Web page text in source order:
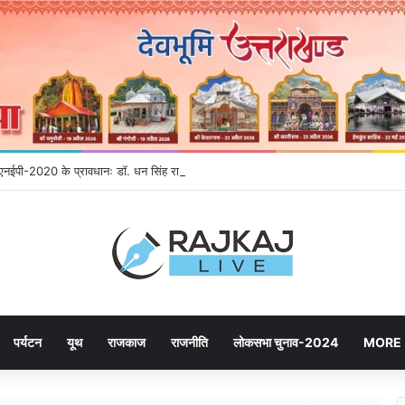
2020 के प्रावधानः डाॅ. धन सिंह रावत
पर्यटन यूथ राजकाज राजनीति लोकसभा चुनाव-2024 MORE